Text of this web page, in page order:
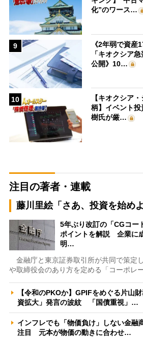
化”のワース…
9
《2年弱で資産
「キオクシア
公開》10…
10
【キオクシア
柄】イベント
樹氏が厳…
注目の著者・連載
藤川里絵「さあ、投資を始めよ
5年ぶり改訂の「CGコー
ポイントを解説 企業に
明…
金融庁と東京証券取引所が共同で策定
や取締役会のあり方を定める「コーポレ
【令和のPKOか】GPIFをめぐる片山
資拡大」発言の波紋 「国債重視」…
インフレでも「物価負け」しない金融
注目 元本が物価の動きに合わせ…